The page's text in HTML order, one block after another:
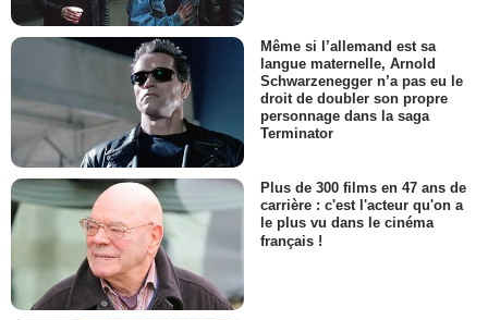
Même si l’allemand est sa
langue maternelle, Arnold
Schwarzenegger n’a pas eu le
droit de doubler son propre
personnage dans la saga
Terminator
Plus de 300 films en 47 ans de
carrière : c'est l'acteur qu'on a
le plus vu dans le cinéma
français !